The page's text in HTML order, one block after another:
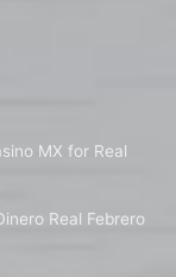
MX for Real
Real Febrero